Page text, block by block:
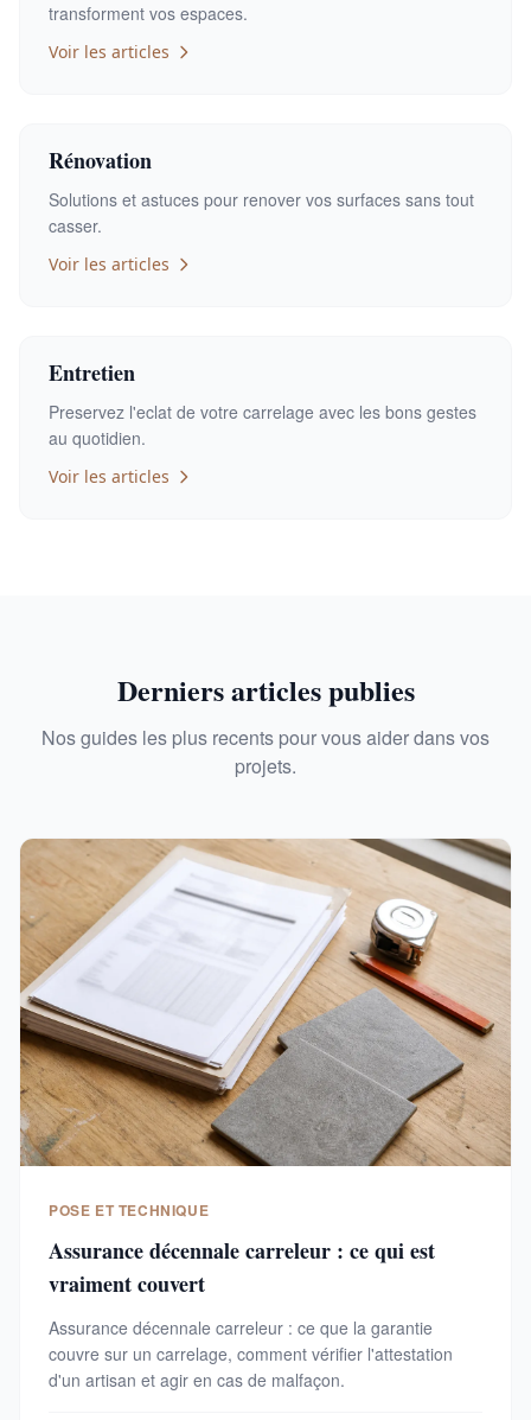
transforment vos espaces.
Voir les articles
Rénovation
Solutions et astuces pour renover vos surfaces sans tout
casser.
Voir les articles
Entretien
Preservez l'eclat de votre carrelage avec les bons gestes
au quotidien.
Voir les articles
Derniers articles publies
Nos guides les plus recents pour vous aider dans vos
projets.
POSE ET TECHNIQUE
Assurance décennale carreleur : ce qui est
vraiment couvert
Assurance décennale carreleur : ce que la garantie
couvre sur un carrelage, comment vérifier l'attestation
d'un artisan et agir en cas de malfaçon.